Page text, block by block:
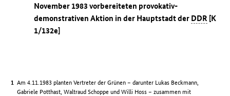
November 1983 vorbereiteten provokativ-
demonstrativen Aktion in der Hauptstadt der DDR [K
1/132e]
Am 4.11.1983 planten Vertreter der Grünen – darunter Lukas Beckmann,
Gabriele Potthast, Waltraud Schoppe und Willi Hoss – zusammen mit